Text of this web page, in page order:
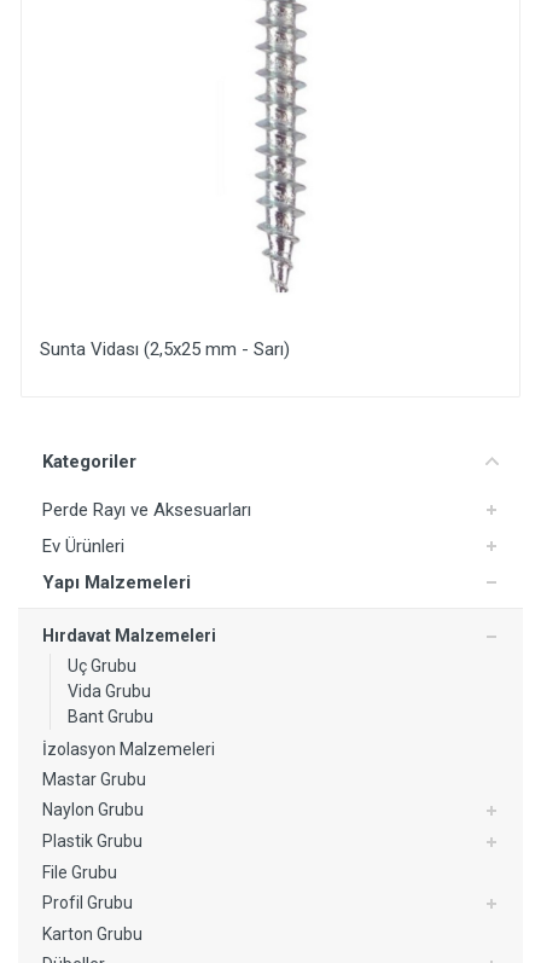
Kategoriler
Perde Rayı ve Aksesuarları
Ev Ürünleri
Yapı Malzemeleri
Hırdavat Malzemeleri
Uç Grubu
Vida Grubu
Bant Grubu
İzolasyon Malzemeleri
Mastar Grubu
Naylon Grubu
Plastik Grubu
File Grubu
Profil Grubu
Karton Grubu
Sunta Vidası (2,5x25 mm - Sarı)